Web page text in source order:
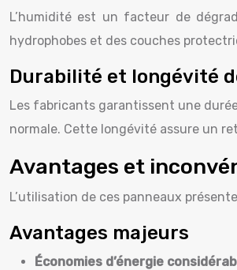
L’humidité est un facteur de
hydrophobes et des couches
Durabilité et longévité
Les fabricants garantissent une
normale. Cette longévité assure un
Avantages et
L’utilisation de ces panneaux
Avantages majeurs
Économies d’énergie